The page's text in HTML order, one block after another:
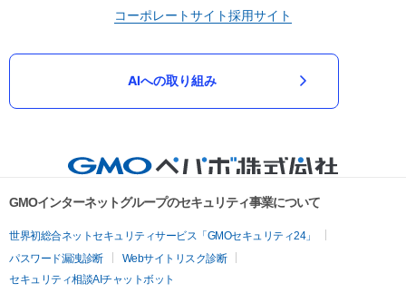
コーポレートサイト採用サイト
AIへの取り組み
GMOインターネットグループのセキュリティ事業について
世界初総合ネットセキュリティサービス「GMOセキュリティ24」
パスワード漏洩診断
Webサイトリスク診断
セキュリティ相談AIチャットボット